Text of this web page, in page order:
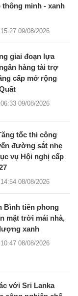
thông minh - xanh
09/08/2026
giai đoạn lựa
hàng tài trợ
cấp mở rộng
09/08/2026
tốc thi công
đường sắt nhẹ
vụ Hội nghị cấp
08/08/2026
Bình tiên phong
mặt trời mái nhà,
xanh
08/08/2026
với Sri Lanka